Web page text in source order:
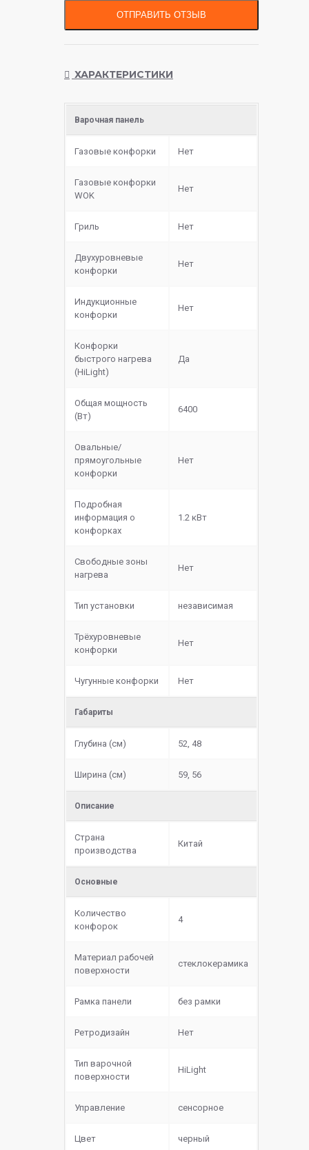
ОТПРАВИТЬ ОТЗЫВ
ХАРАКТЕРИСТИКИ
Варочная панель
Газовые конфорки Нет
Газовые конфорки
WOK
Нет
Гриль Нет
Двухуровневые
конфорки
Нет
Индукционные
конфорки
Нет
Конфорки
быстрого нагрева
(HiLight)
Да
Общая мощность
(Вт)
6400
Овальные/
прямоугольные
конфорки
Нет
Подробная
информация о
конфорках
1.2 кВт
Свободные зоны
нагрева
Нет
Тип установки независимая
Трёхуровневые
конфорки
Нет
Чугунные конфорки Нет
Габариты
Глубина (см) 52, 48
Ширина (см) 59, 56
Описание
Страна
производства
Китай
Основные
Количество
конфорок
4
Материал рабочей
поверхности
cтеклокерамика
Рамка панели без рамки
Ретродизайн Нет
Тип варочной
поверхности
HiLight
Управление сенсорное
Цвет черный